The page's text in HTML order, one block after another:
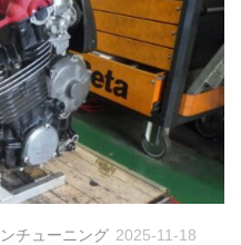
チューニング 2025-11-18